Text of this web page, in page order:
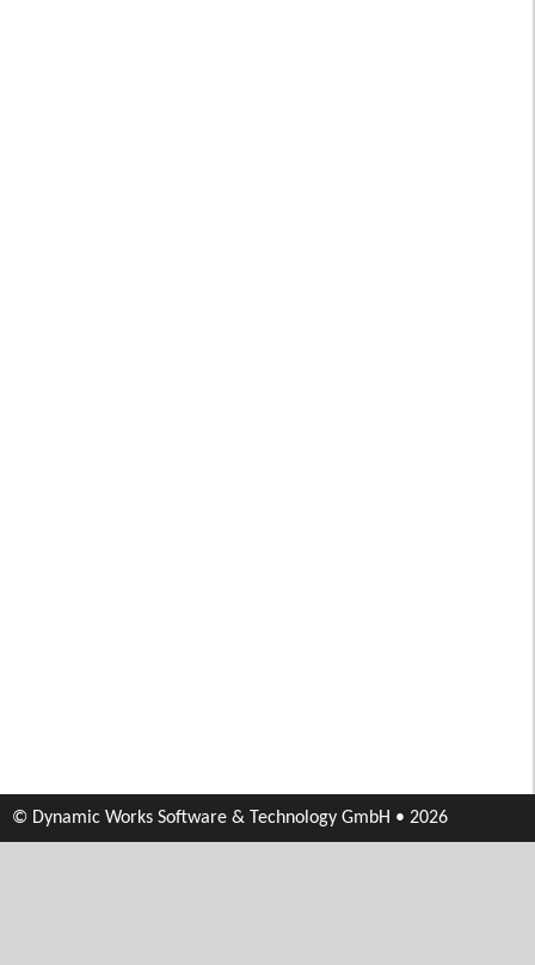
© Dynamic Works Software & Technology GmbH • 2026